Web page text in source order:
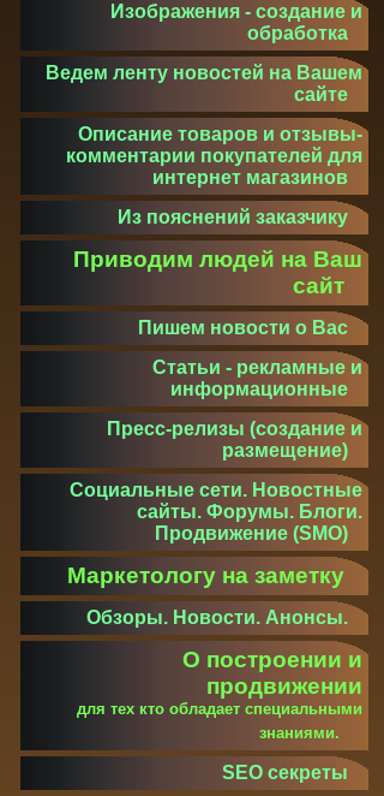
Изображения - создание и
обработка
Ведем ленту новостей на Вашем
сайте
Описание товаров и отзывы-
комментарии покупателей для
интернет магазинов
Из пояснений заказчику
Приводим людей на Ваш
сайт
Пишем новости о Вас
Статьи - рекламные и
информационные
Пресс-релизы (создание и
размещение)
Социальные сети. Новостные
сайты. Форумы. Блоги.
Продвижение (SMO)
Маркетологу на заметку
Обзоры. Новости. Анонсы.
О построении и
продвижении
для тех кто обладает специальными
знаниями.
SEO секреты